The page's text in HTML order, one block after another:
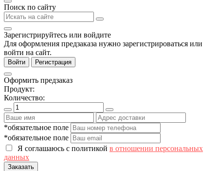
Поиск по сайту
Зарегистрируйтесь или войдите
Для оформления предзаказа нужно зарегистрироваться или
войти на сайт.
Войти Регистрация
Оформить предзаказ
Продукт:
Количество:
*обязательное поле
*обязательное поле
Я соглашаюсь с политикой в отношении персональных
данных
Заказать